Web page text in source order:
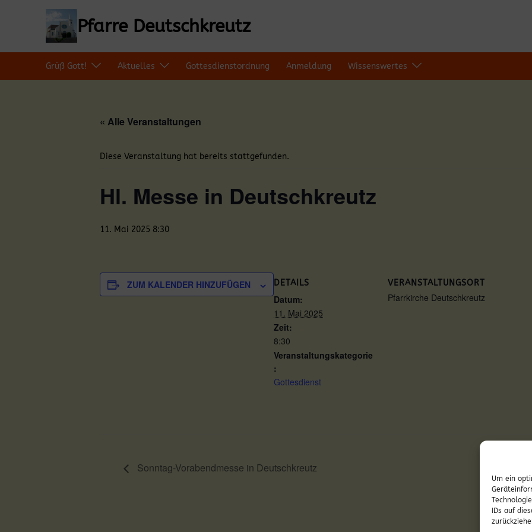
Um ein
IDs auf
Pfarre Deutschkreutz
Grüß Gott! Aktuelles Gottesdienstordnung Anmeldung Wissenswertes
« Alle Veranstaltungen
Diese Veranstaltung hat bereits stattgefunden.
Hl. Messe in Deutschkreutz
11. Mai 2025 8:30
ZUM KALENDER HINZUFÜGEN DETAILS
Datum:
11. Mai 2025
Zeit:
8:30
Veranstaltungskategorie
:
Gottesdienst
VERANSTALTUNGSORT
Pfarrkirche Deutschkreutz
Sonntag-Vorabendmesse in Deutschkreutz